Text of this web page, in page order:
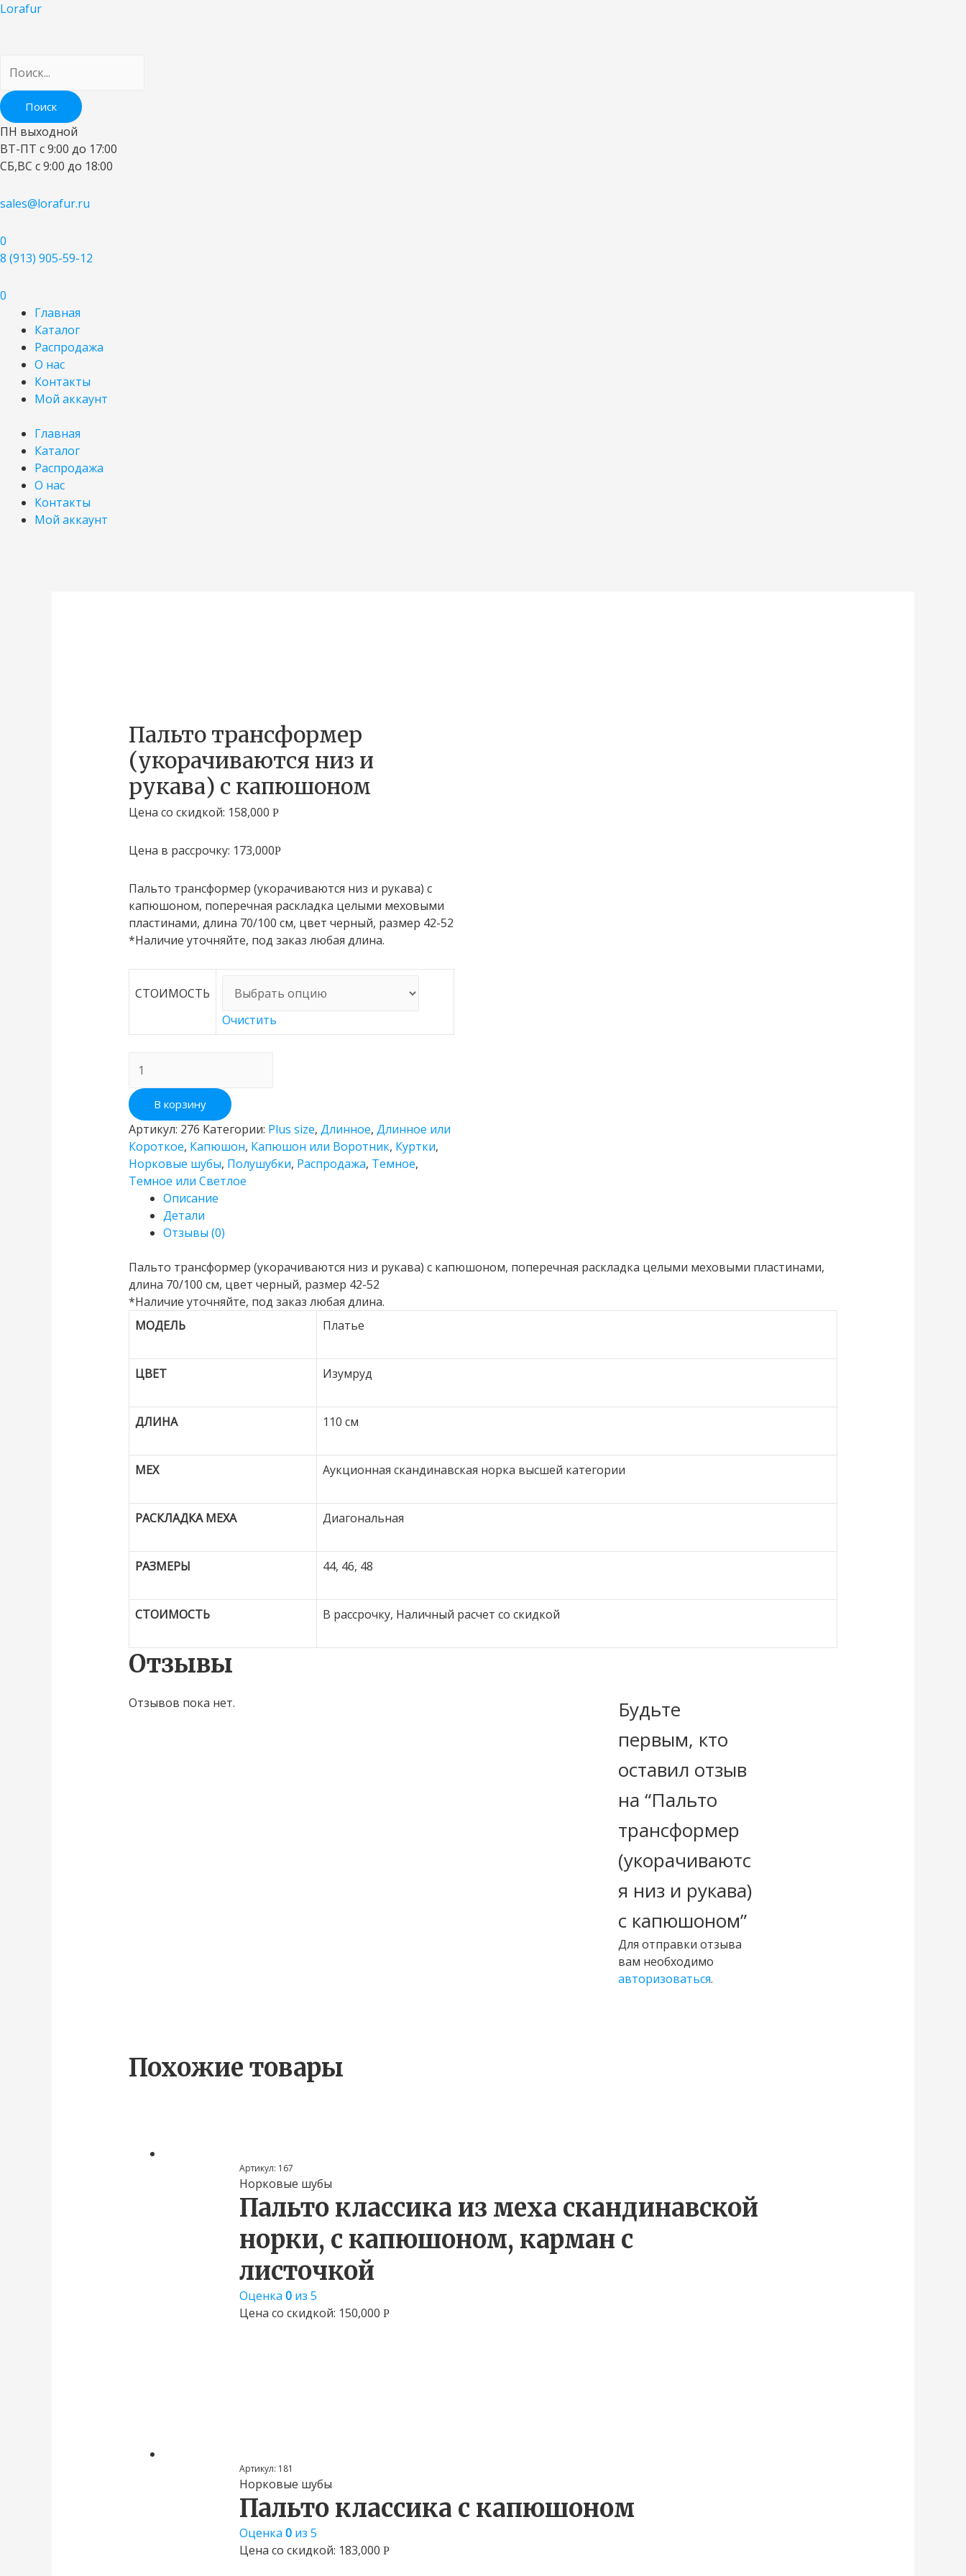
Lorafur
ПН выходной
ВТ-ПТ c 9:00 до 17:00
СБ,ВС с 9:00 до 18:00
sales@lorafur.ru
0
8 (913) 905-59-12
0
Главная
Каталог
Распродажа
О нас
Контакты
Мой аккаунт
Главная
Каталог
Распродажа
О нас
Контакты
Мой аккаунт
Пальто трансформер
(укорачиваются низ и
рукава) с капюшоном
Цена со скидкой: 158,000 Р
Цена в рассрочку: 173,000Р
Пальто трансформер (укорачиваются низ и рукава) с
капюшоном, поперечная раскладка целыми меховыми
пластинами, длина 70/100 см, цвет черный, размер 42-52
*Наличие уточняйте, под заказ любая длина.
СТОИМОСТЬ
Очистить
Пальто
трансформер
(укорачиваются
низ
и
рукава)
с
капюшоном
В корзину
Артикул: 276 Категории: Plus size, Длинное, Длинное или
Короткое, Капюшон, Капюшон или Воротник, Куртки,
Норковые шубы, Полушубки, Распродажа, Темное,
Темное или Светлое
Описание
Детали
Отзывы (0)
Пальто трансформер (укорачиваются низ и рукава) с капюшоном, поперечная раскладка целыми меховыми пластинами,
длина 70/100 см, цвет черный, размер 42-52
*Наличие уточняйте, под заказ любая длина.
МОДЕЛЬ
Платье
ЦВЕТ Изумруд
ДЛИНА 110 см
МЕХ Аукционная скандинавская норка высшей категории
РАСКЛАДКА МЕХА Диагональная
РАЗМЕРЫ 44, 46, 48
СТОИМОСТЬ В рассрочку, Наличный расчет со скидкой
Отзывы
Отзывов пока нет.
Будьте
первым, кто
оставил отзыв
на “Пальто
трансформер
(укорачиваютс
я низ и рукава)
с капюшоном”
Для отправки отзыва
вам необходимо
авторизоваться.
Похожие товары
Артикул: 167
Норковые шубы
Пальто классика из меха скандинавской
норки, с капюшоном, карман с
листочкой
Оценка0 из 5
Цена со скидкой: 150,000 Р
Артикул: 181
Норковые шубы
Пальто классика с капюшоном
Оценка0 из 5
Цена со скидкой: 183,000 Р